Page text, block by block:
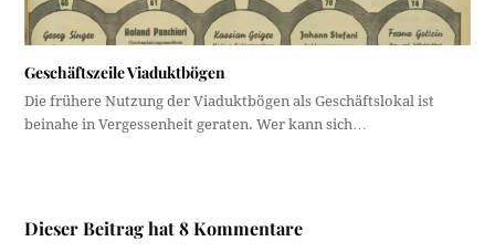
Geschäftszeile Viaduktbögen
Die frühere Nutzung der Viaduktbögen als Geschäftslokal ist
beinahe in Vergessenheit geraten. Wer kann sich…
Dieser Beitrag hat 8 Kommentare